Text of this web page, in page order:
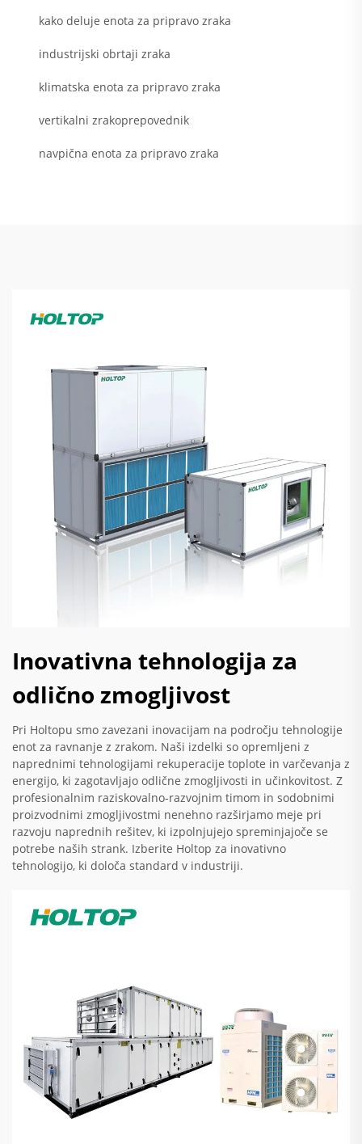
kako deluje enota za pripravo zraka
industrijski obrtaji zraka
klimatska enota za pripravo zraka
vertikalni zrakoprepovednik
navpična enota za pripravo zraka
Inovativna tehnologija za
odlično zmogljivost
Pri Holtopu smo zavezani inovacijam na področju tehnologije
enot za ravnanje z zrakom. Naši izdelki so opremljeni z
naprednimi tehnologijami rekuperacije toplote in varčevanja z
energijo, ki zagotavljajo odlične zmogljivosti in učinkovitost. Z
profesionalnim raziskovalno-razvojnim timom in sodobnimi
proizvodnimi zmogljivostmi nenehno razširjamo meje pri
razvoju naprednih rešitev, ki izpolnjujejo spreminjajoče se
potrebe naših strank. Izberite Holtop za inovativno
tehnologijo, ki določa standard v industriji.